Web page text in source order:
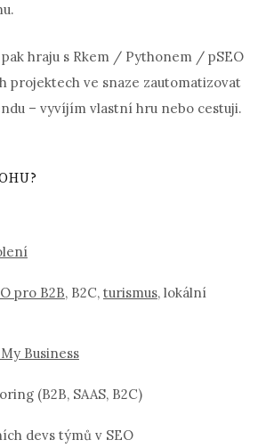
pak hraju s Rkem / Pythonem / pSEO
projektech ve snaze zautomatizovat
– vyvíjím vlastní hru nebo cestuji.
pro B2B, B2C, turismus, lokální
Business
(B2B, SAAS, B2C)
devs týmů v SEO